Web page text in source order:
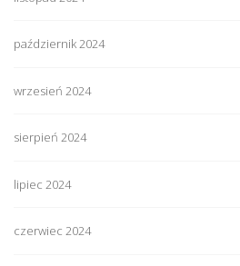
październik 2024
wrzesień 2024
sierpień 2024
lipiec 2024
czerwiec 2024